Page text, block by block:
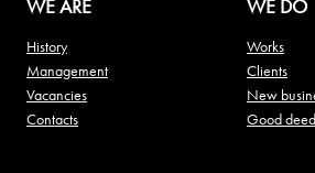
WE ARE
History
Management
Vacancies
Contacts
WE DO
Works
Clients
New
Good